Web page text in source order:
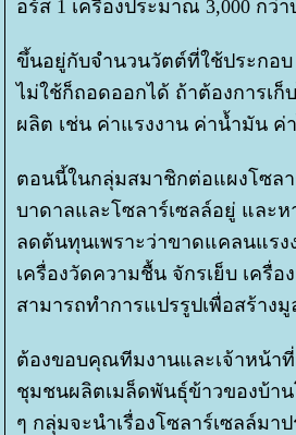
อร์ส 1 เครื่องประมาณ 3,000 กว่า
ขึ้นอยู่กับจำนวนวัตต์ที่ใช้ประกอ
ไม่ใช้ก็ถอดออกได้ ถ้าต้องการเ
ผลิต เช่น ค่าแรงงาน ค่าน้ำมัน
ตอนนี้ในกลุ่มสมาชิกต่อแผงโซลา
บาดาลและโซลาร์เซลล์อยู่ และ
ลดต้นทุนเพราะว่าขาดแคลนแรง
เครื่องวัดความชื้น จักรเย็บ เครื่
สามารถทำการแปรรูปเพื่อสร้าง
ต้องขอบคุณทีมงานและเจ้าหน้า
ชุมชนผลิตเมล็ดพันธุ์ข้าวของบ้า
ๆ กลุ่มจะนำเรื่องโซลาร์เซลล์ม